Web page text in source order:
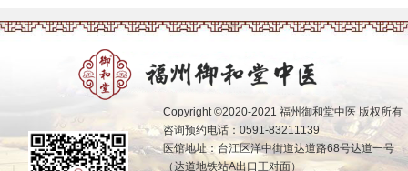
Copyright ©2020-2021 福州御和堂中医 版权所有
咨询预约电话：0591-83211139
医馆地址：台江区洋中街道达道路68号达道一号
（达道地铁站A出口正对面）